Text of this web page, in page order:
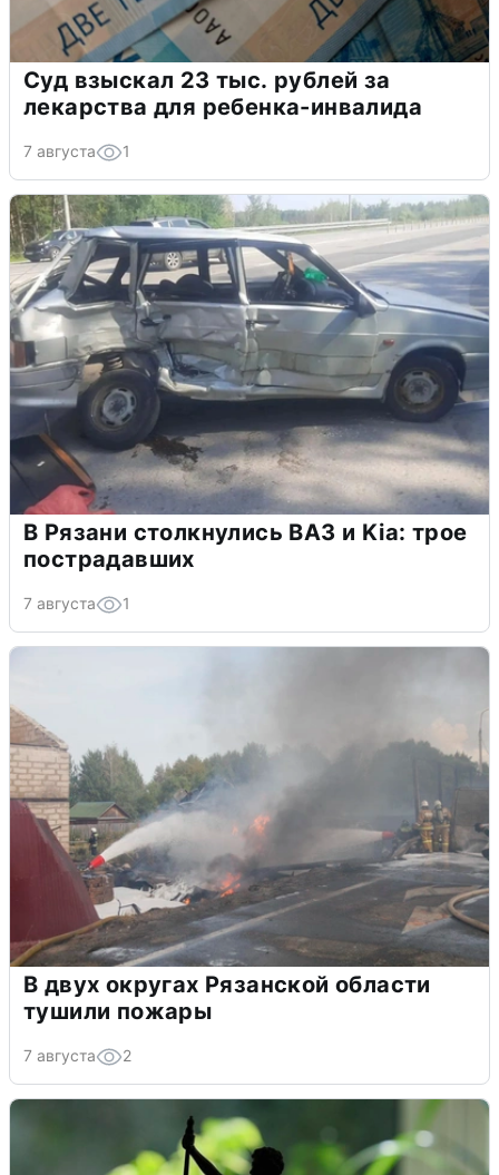
Суд взыскал 23 тыс. рублей за
лекарства для ребенка-инвалида
7 августа 1
В Рязани столкнулись ВАЗ и Kia: трое
пострадавших
7 августа 1
В двух округах Рязанской области
тушили пожары
7 августа 2